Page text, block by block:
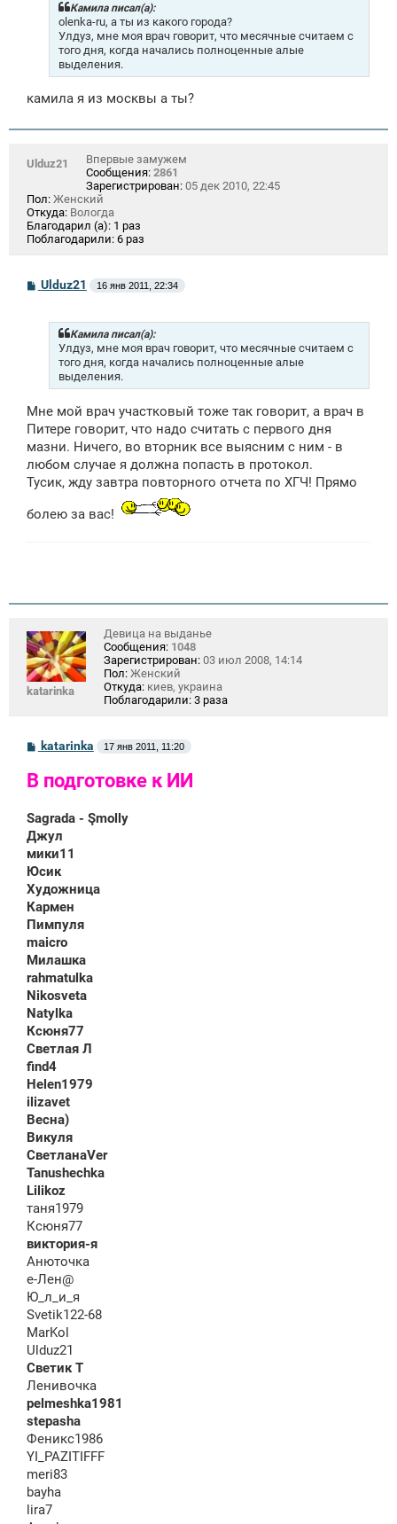
Камила писал(а):
olenka-ru, а ты из какого города?
Улдуз, мне моя врач говорит, что месячные считаем с
того дня, когда начались полноценные алые
выделения.
камила я из москвы а ты?
Ulduz21
Впервые замужем
Сообщения: 2861
Зарегистрирован: 05 дек 2010, 22:45
Пол: Женский
Откуда: Вологда
Благодарил (а): 1 раз
Поблагодарили: 6 раз
СUlduz21 16 янв 2011, 22:34
Камила писал(а):
Улдуз, мне моя врач говорит, что месячные считаем с
того дня, когда начались полноценные алые
выделения.
Мне мой врач участковый тоже так говорит, а врач в
Питере говорит, что надо считать с первого дня
мазни. Ничего, во вторник все выясним с ним - в
любом случае я должна попасть в протокол.
Тусик, жду завтра повторного отчета по ХГЧ! Прямо
болею за вас!
katarinka
Девица на выданье
Сообщения: 1048
Зарегистрирован: 03 июл 2008, 14:14
Пол: Женский
Откуда: киев, украина
Поблагодарили: 3 раза
С
о
б
н
е
katarinka 17 янв 2011, 11:20
В подготовке к ИИ
Sagrada - Şmоlly
Джул
мики11
Юсик
Художница
Кармен
Пимпуля
maicro
Милашка
rahmatulka
Nikosveta
Natylka
Ксюня77
Светлая Л
find4
Helen1979
ilizavet
Весна)
Викуля
СветланаVer
Tanushechka
Lilikoz
таня1979
Ксюня77
виктория-я
Анюточка
е-Лен@
Ю_л_и_я
Svetik122-68
MarKol
Ulduz21
Светик Т
Ленивочка
pelmeshka1981
stepasha
Феникс1986
YI_PAZITIFFF
meri83
bayha
lira7